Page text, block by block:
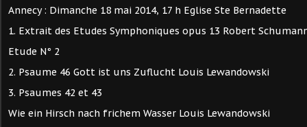
Annecy : Dimanche 18 mai 2014, 17 h Eglise Ste Bernadette
1. Extrait des Etudes Symphoniques opus 13 Robert
Etude N° 2
2. Psaume 46 Gott ist uns Zuflucht Louis Lewandowski
3. Psaumes 42 et 43
Wie ein Hirsch nach frichem Wasser Louis Lewandowski